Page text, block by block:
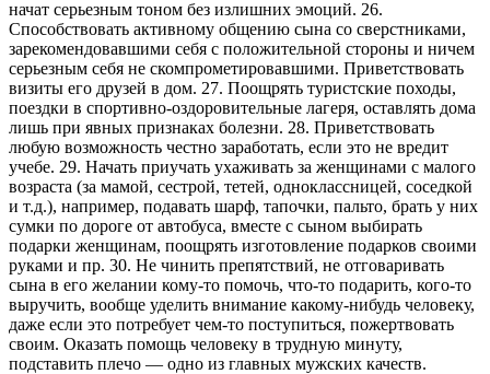
начат серьезным тоном без излишних эмоций. 26.
Способствовать активному общению сына со сверстниками,
зарекомендовавшими себя с положительной стороны и ничем
серьезным себя не скомпрометировавшими. Приветствовать
визиты его друзей в дом. 27. Поощрять туристские походы,
поездки в спортивно-оздоровительные лагеря, оставлять дома
лишь при явных признаках болезни. 28. Приветствовать
любую возможность честно заработать, если это не вредит
учебе. 29. Начать приучать ухаживать за женщинами с малого
возраста (за мамой, сестрой, тетей, одноклассницей, соседкой
и т.д.), например, подавать шарф, тапочки, пальто, брать у них
сумки по дороге от автобуса, вместе с сыном выбирать
подарки женщинам, поощрять изготовление подарков своими
руками и пр. 30. Не чинить препятствий, не отговаривать
сына в его желании кому-то помочь, что-то подарить, кого-то
выручить, вообще уделить внимание какому-нибудь человеку,
даже если это потребует чем-то поступиться, пожертвовать
своим. Оказать помощь человеку в трудную минуту,
подставить плечо — одно из главных мужских качеств.